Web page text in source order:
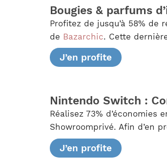
Bougies & parfums
Profitez de jusqu’à 58%
de Bazarchic. Cette
J’en profite
Nintendo Switch :
Réalisez 73%
Showroomprivé. Afin d’en
J’en profite